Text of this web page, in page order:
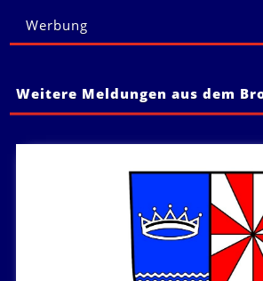
Werbung
Weitere Meldungen aus dem